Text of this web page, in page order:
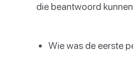
die beantwoord
Wie was de eerste